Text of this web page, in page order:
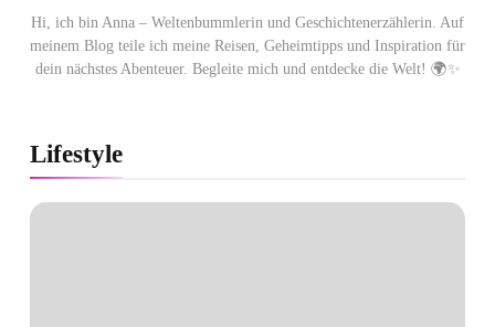
Hi, ich bin Anna – Weltenbummlerin und Geschichtenerzählerin. Auf
meinem Blog teile ich meine Reisen, Geheimtipps und Inspiration für
dein nächstes Abenteuer. Begleite mich und entdecke die Welt! 🌍✨
Lifestyle